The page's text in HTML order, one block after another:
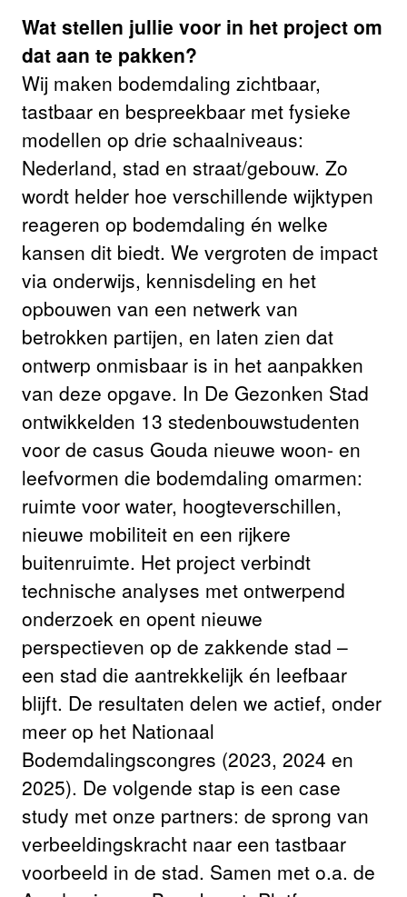
Wat stellen jullie voor in het project om
dat aan te pakken?
Wij maken bodemdaling zichtbaar,
tastbaar en bespreekbaar met fysieke
modellen op drie schaalniveaus:
Nederland, stad en straat/gebouw. Zo
wordt helder hoe verschillende wijktypen
reageren op bodemdaling én welke
kansen dit biedt. We vergroten de impact
via onderwijs, kennisdeling en het
opbouwen van een netwerk van
betrokken partijen, en laten zien dat
ontwerp onmisbaar is in het aanpakken
van deze opgave. In De Gezonken Stad
ontwikkelden 13 stedenbouwstudenten
voor de casus Gouda nieuwe woon- en
leefvormen die bodemdaling omarmen:
ruimte voor water, hoogteverschillen,
nieuwe mobiliteit en een rijkere
buitenruimte. Het project verbindt
technische analyses met ontwerpend
onderzoek en opent nieuwe
perspectieven op de zakkende stad –
een stad die aantrekkelijk én leefbaar
blijft. De resultaten delen we actief, onder
meer op het Nationaal
Bodemdalingscongres (2023, 2024 en
2025). De volgende stap is een case
study met onze partners: de sprong van
verbeeldingskracht naar een tastbaar
voorbeeld in de stad. Samen met o.a. de